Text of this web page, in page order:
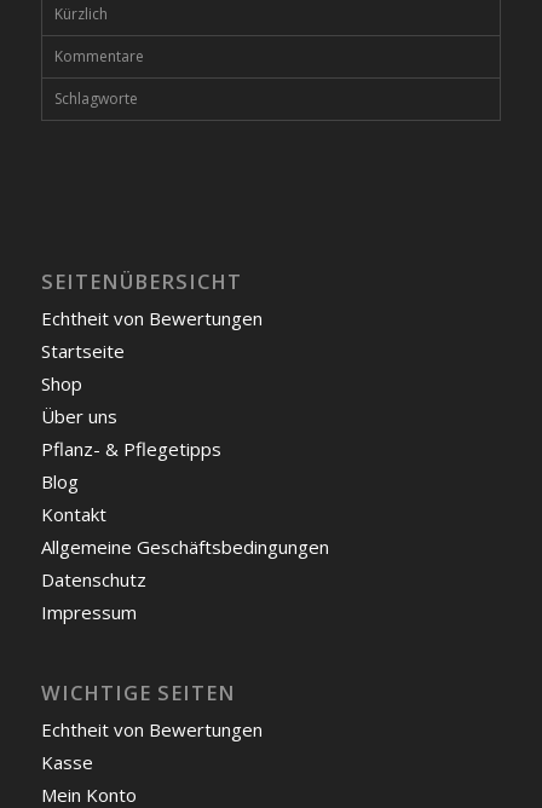
Kürzlich
Kommentare
Schlagworte
SEITENÜBERSICHT
Echtheit von Bewertungen
Startseite
Shop
Über uns
Pflanz- & Pflegetipps
Blog
Kontakt
Allgemeine Geschäftsbedingungen
Datenschutz
Impressum
WICHTIGE SEITEN
Echtheit von Bewertungen
Kasse
Mein Konto